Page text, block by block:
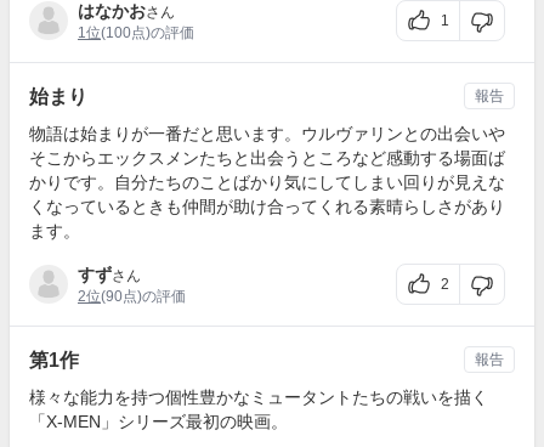
はなかおさん
1位(100点)の評価
1
始まり
物語は始まりが一番だと思います。ウルヴァリンとの出会いや
そこからエックスメンたちと出会うところなど感動する場面ば
かりです。自分たちのことばかり気にしてしまい回りが見えな
くなっているときも仲間が助け合ってくれる素晴らしさがあり
ます。
すずさん
2位(90点)の評価
2
報告
第1作
様々な能力を持つ個性豊かなミュータントたちの戦いを描く
「X-MEN」シリーズ最初の映画。
報告